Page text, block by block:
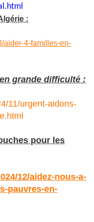
:
aider-4-familles-en-
grande difficulté :
11/urgent-aidons-
pour les
12/aidez-nous-a-
pauvres-en-